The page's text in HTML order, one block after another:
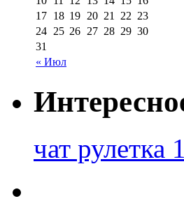
« Июл
17 18 19 20 21 22 23
24 25 26 27 28 29 30
31
чат рулетка